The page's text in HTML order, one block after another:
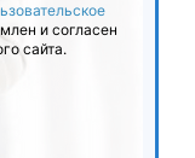
и согласен
сайта.